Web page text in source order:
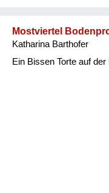
Mostviertel
Katharina Barthofer
Ein Bissen Torte auf